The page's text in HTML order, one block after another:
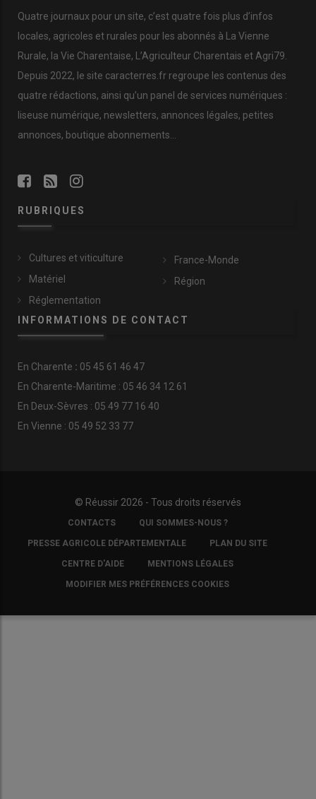
Quatre journaux pour un site, c’est quatre fois plus d’infos
locales, agricoles et rurales pour les abonnés à La Vienne
Rurale, la Vie Charentaise, L’Agriculteur Charentais et Agri79.
Depuis 2022, le site caracterres.fr regroupe les contenus des
quatre rédactions, ainsi qu’un panel de services numériques :
liseuse numérique, newsletters, annonces légales, petites
annonces, boutique abonnements…
RUBRIQUES
Cultures et viticulture
Matériel
Réglementation
France-Monde
Région
INFORMATIONS DE CONTACT
En Charente : 05 45 61 46 47
En Charente-Maritime : 05 46 34 12 61
En Deux-Sèvres : 05 49 77 16 40
En Vienne : 05 49 52 33 77
© Réussir 2026 - Tous droits réservés
COPYRIGHTCONTACTS QUI SOMMES-NOUS ?
PRESSE AGRICOLE DÉPARTEMENTALE PLAN DU SITE
CENTRE D'AIDE MENTIONS LÉGALES
MODIFIER MES PRÉFÉRENCES COOKIES